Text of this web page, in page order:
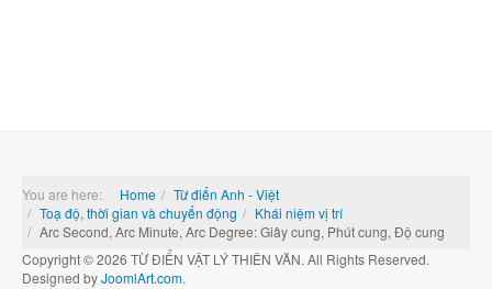
You are here: Home
Từ điển Anh - Việt
Toạ độ, thời gian và chuyển động
Khái niệm vị trí
Arc Second, Arc Minute, Arc Degree: Giây cung, Phút cung, Độ cung
Copyright © 2026 TỪ ĐIỂN VẬT LÝ THIÊN VĂN. All Rights Reserved.
Designed byJoomlArt.com.